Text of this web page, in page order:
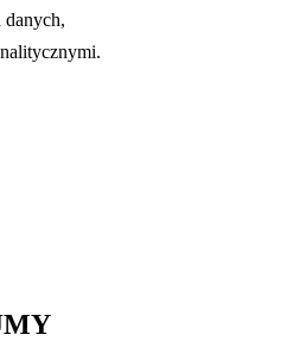
danych,